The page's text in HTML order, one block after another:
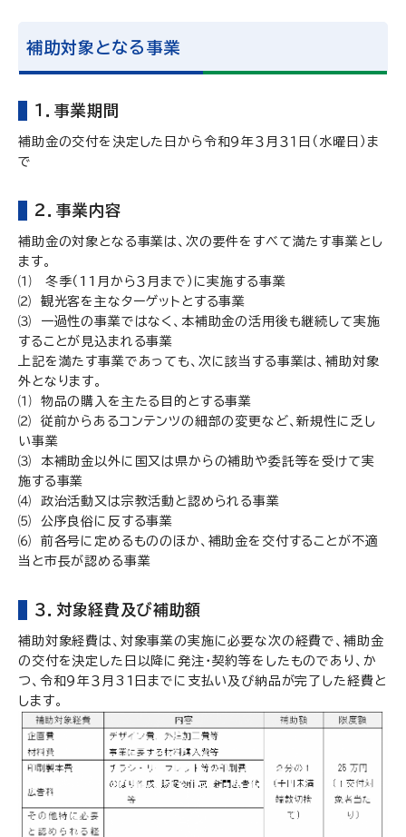
補助対象となる事業
１．事業期間
補助金の交付を決定した日から令和９年３月３１日（水曜日）ま
で
２．事業内容
補助金の対象となる事業は、次の要件をすべて満たす事業とし
ます。
⑴ 冬季（11月から３月まで）に実施する事業
⑵ 観光客を主なターゲットとする事業
⑶ 一過性の事業ではなく、本補助金の活用後も継続して実施
することが見込まれる事業
上記を満たす事業であっても、 次に該当する事業は、補助対象
外となります。
⑴ 物品の購入を主たる目的とする事業
⑵ 従前からあるコンテンツの細部の変更など、新規性に乏し
い事業
⑶ 本補助金以外に国又は県からの補助や委託等を受けて実
施する事業
⑷ 政治活動又は宗教活動と認められる事業
⑸ 公序良俗に反する事業
⑹ 前各号に定めるもののほか、補助金を交付することが不適
当と市長が認める事業
３．対象経費及び補助額
補助対象経費は、対象事業の実施に必要な次の経費で、補助金
の交付を決定した日以降に発注・契約等をしたものであり、か
つ、令和９年３月31日までに支払い及び納品が完了した経費と
します。